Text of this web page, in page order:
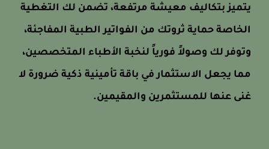
يتميز بتكاليف معيشة مرتفعة، تضمن لك التغطية
الخاصة حماية ثروتك من الفواتير الطبية المفاجئة،
وتوفر لك وصولاً فورياً لنخبة الأطباء المتخصصين،
مما يجعل الاستثمار في باقة تأمينية ذكية ضرورة لا
غنى عنها للمستثمرين والمقيمين.